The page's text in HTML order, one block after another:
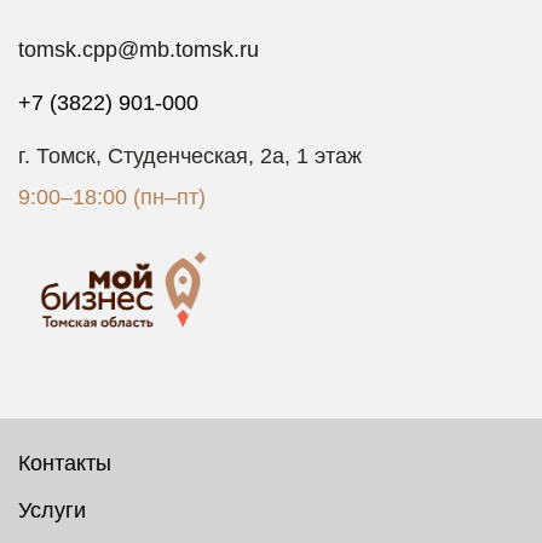
tomsk.cpp@mb.tomsk.ru
+7 (3822) 901-000
г. Томск, Студенческая, 2а, 1 этаж
9:00–18:00 (пн–пт)
Контакты
Услуги